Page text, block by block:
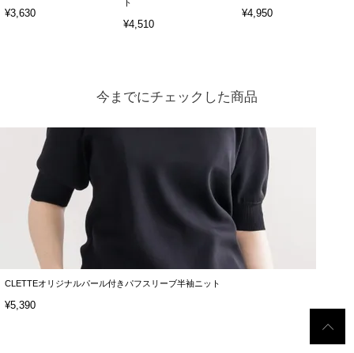
¥3,630
ト
¥4,510
¥4,950
今までにチェックした商品
CLETTEオリジナルパール付きパフスリーブ半袖ニット
¥5,390